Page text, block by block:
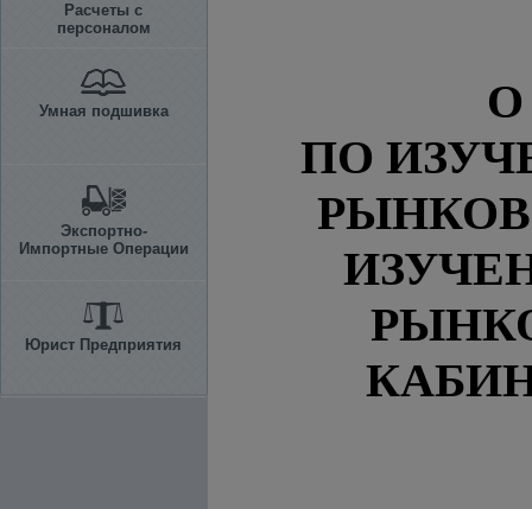
Расчеты с
персоналом
Умная подшивка
Экспортно-
Импортные Операции
Юрист Предприятия
О
ПО